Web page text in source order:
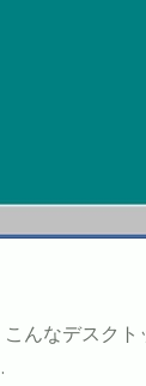
んなデスクト